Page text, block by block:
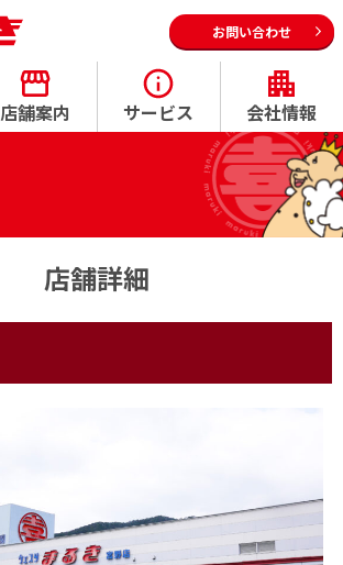
店舗案内 サービス 会社情報
お問い合わせ
店舗詳細